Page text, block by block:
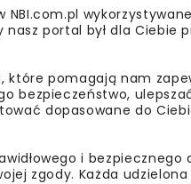
portal był dla Ciebie
które pomagają nam
bezpieczeństwo,
dopasowane do
i bezpiecznego
zgody. Każda udzielona